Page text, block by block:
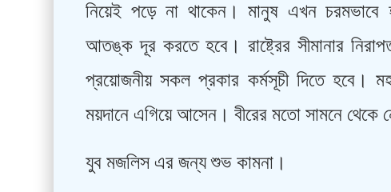
নিয়েই পড়ে না থাকেন। মানুষ এখন
আতঙ্ক দূর করতে হবে। রাষ্ট্রের সীমানার
প্রয়োজনীয় সকল প্রকার কর্মসূচী দিতে হবে।
ময়দানে এগিয়ে আসেন। বীরের মতো সামনে থেকে
যুব মজলিস এর জন্য শুভ কামনা।